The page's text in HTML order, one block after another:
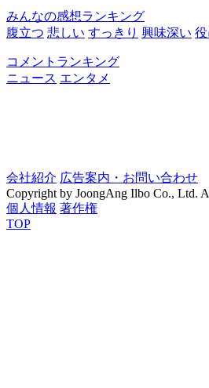
みんなの感想ランキング
腹立つ 悲しい すっきり 興味深い
コメントランキング
ニュース エンタメ
会社紹介 広告案内・お問い合わせ
Copyright by JoongAng Ilbo Co., Ltd.
個人情報 著作権
TOP